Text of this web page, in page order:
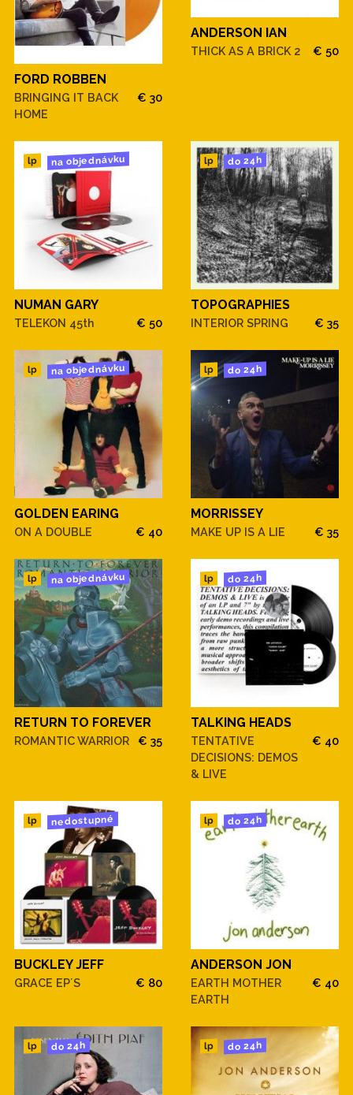
FORD ROBBEN
BRINGING IT BACK
HOME
€ 30
ANDERSON IAN
THICK AS A BRICK 2 € 50
lp na objednávku
NUMAN GARY
TELEKON 45th € 50
lp do 24h
TOPOGRAPHIES
INTERIOR SPRING € 35
lp na objednávku
GOLDEN EARING
ON A DOUBLE € 40
lp do 24h
MORRISSEY
MAKE UP IS A LIE € 35
lp na objednávku
RETURN TO FOREVER
ROMANTIC WARRIOR € 35
lp do 24h
TALKING HEADS
TENTATIVE
DECISIONS: DEMOS
& LIVE
€ 40
lp nedostupné
BUCKLEY JEFF
GRACE EP´S € 80
lp do 24h
ANDERSON JON
EARTH MOTHER
EARTH
€ 40
lp do 24h lp do 24h